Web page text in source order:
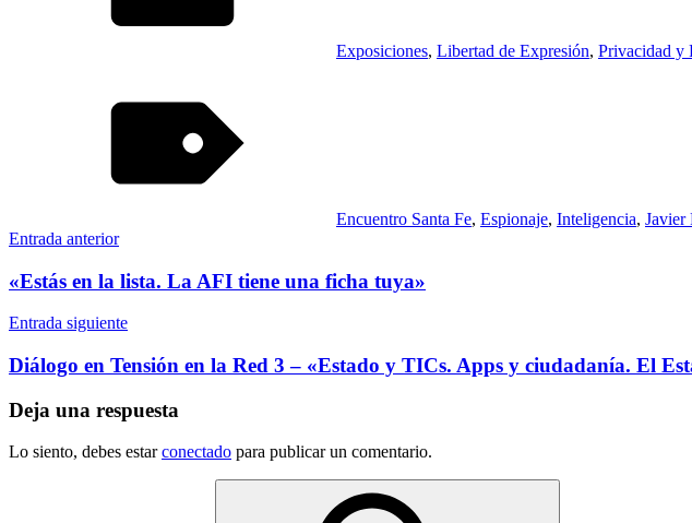
Exposiciones, Libertad de Expresión, Privacidad y
Encuentro Santa Fe, Espionaje, Inteligencia, Javier
Navegación
de
Entrada anterior
«Estás en la lista. La AFI tiene una ficha tuya»
Entrada siguiente
Diálogo en Tensión en la Red 3 – «Estado y TICs. Apps y ciudadanía. El
Deja una respuesta
Lo siento, debes estarconectado para publicar un comentario.